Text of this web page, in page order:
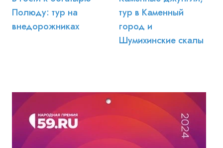
Полюду: тур на
внедорожниках
тур в Каменный
город и
Шумихинские скалы